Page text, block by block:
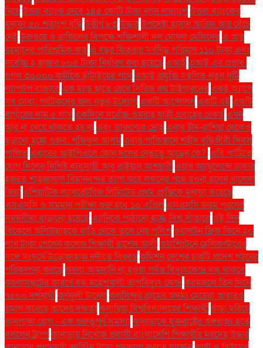
নিয়েউত্তরা ব্যাংক দেবে ১৪৫ কোটি টাকা নগদ লভ্যাংশউত্তরা ব্যাংকের
মুনাফা ৫০ শতাংশ বৃদ্ধিউত্তীর্ণ ৮৩উদ্ধারউপদেষ্টা হাসান আরিফ আর বেঁচে
নেইউরুগুয়ে ও ব্রাজিলের বিপক্ষে শক্তিশালী দল ঘোষণা মেসিদেরএ আর
রহমানের পারিশ্রমিক কতএ বছর ফিতরার সর্বনিম্ন পরিমাণ ১১০ টাকা এবং
সর্বোচ্চ ২ হাজার ৮০৫ টাকা নির্ধারণ করা হয়েছেএআইএআই এর প্রভাব:
গুগল ৩০০০০ কর্মীকে ছাঁটাইয়ের পথেএআই প্রযুক্তি সম্বলিত নতুন দুটি
ল্যাপটপ বাজারেএক ম্যাচ হাতে রেখে সিরিজ জয় টাইগারদেরএকই অ্যাপে
সব সেবা: পর্যটকদের জন্য নতুন উদ্যোগএকটি আন্দোলনএকটি বইএকটি
বার্গারের দাম ৫ লাখএকদিনে সর্বোচ্চ ওমরাহ যাত্রী প্রবাহের রেকর্ডএখন
আর না খেয়ে থাকতে হয় নাএবং তারুণ্যের দ্রোহএবার চীন-রাশিয়া থেকেও
ছড়ানো হচ্ছে গুজব: শফিকুল আলমএবার পাকিস্তানে শহীদ বুদ্ধিজীবী দিবস
পালিতএবারের আইপিএলে কোন দলের নেতৃত্বে আছেন কে?.এবি পার্টিতে
যোগ দিলেন বিশিষ্ট ব্যবসায়ী আবু রাইয়ান আশয়ারীএয়ার অ্যাম্বুলেন্সে ঢাকার
হজরত শাহজালাল বিমানবন্দর ত্যাগ করে লন্ডনের পথে রওনা হলেন খালেদা
জিয়াএশিয়াটিক ল্যাবরেটরিজ লিমিটেড প্রথম প্রান্তিকে মুনাফা করেছে
এসএসসি ও সমমান পরীক্ষা শুরু হবে ১০ এপ্রিলএসএসসি ফরম পূরণের
সময়সীমা বাড়ানো হয়েছেএ্যানিকে পাঠানো হচ্ছে বিশ্ব সাঁতারেওই দিন
বিকেলে অলিউল্লাহকে বাড়ি থেকে তুলে নেয় পুলিশওয়ালটন ফ্রিজ কিনে ২০
লাখ টাকা পেলেন কলেজ শিক্ষার্থী রাশেদ আলীওয়াশিংটনে হেলিকপ্টারের
সঙ্গে সংঘর্ষে উড়োজাহাজ নদীতে বিধ্বস্তকমিশন দেশের চারটি প্রদেশ গঠনের
পরিকল্পনা করছেকয়লা আমদানি না হওয়া পর্যন্ত বিদ্যুৎকেন্দ্র বন্ধ থাকবে
কয়লাসঙ্কটের কারণে বন্ধ মহেশখালী তাপবিদ্যুৎ কেন্দ্রকরমজলে তিন দিনে
৭৫০০ দর্শনার্থীকর্ণফুলী টানেলকলসিন্দুর গ্রামের অদম্য মেয়েরা আবারও
প্রমাণ করেছে তাদের দক্ষতাকলাম্বিয়া বিশ্ববিদ্যালয়ের শিক্ষার্থীকাঁচা মরিচে
কানপাকা রোগ - এক গুরুত্বপুর্ণ সমস্যাকানাডাকে যুক্তরাষ্ট্রের অঙ্গরাজ্য হতে
বললেন ট্রাম্পকানাডায় নিখোঁজ প্রবাসী বাংলাদেশি শিক্ষার্থীর মরদেহ উদ্ধার